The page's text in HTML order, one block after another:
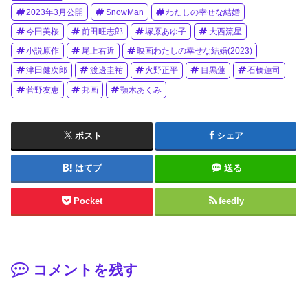
2023年3月公開 SnowMan わたしの幸せな結婚
今田美桜 前田旺志郎 塚原あゆ子 大西流星
小説原作 尾上右近 映画わたしの幸せな結婚(2023)
津田健次郎 渡邊圭祐 火野正平 目黒蓮 石橋蓮司
菅野友恵 邦画 顎木あくみ
ポスト シェア
はてブ 送る
Pocket feedly
コメントを残す